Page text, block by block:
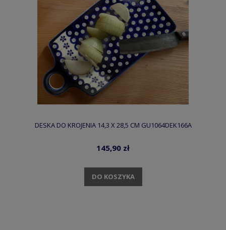
DESKA DO KROJENIA 14,3 X 28,5 CM GU1064DEK166A
145,90 zł
DO KOSZYKA